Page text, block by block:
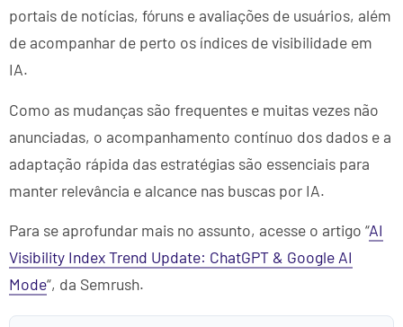
portais de notícias, fóruns e avaliações de usuários, além
de acompanhar de perto os índices de visibilidade em
IA.
Como as mudanças são frequentes e muitas vezes não
anunciadas, o acompanhamento contínuo dos dados e a
adaptação rápida das estratégias são essenciais para
manter relevância e alcance nas buscas por IA.
Para se aprofundar mais no assunto, acesse o artigo “AI
Visibility Index Trend Update: ChatGPT & Google AI
Mode“, da Semrush.